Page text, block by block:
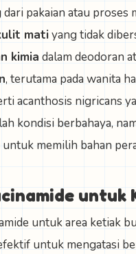
dari pakaian atau proses
matiyang tidak
kimia dalam deodoran
, terutama pada wanita
acanthosis nigricans
kondisi berbahaya,
memilih bahan
untuk
untuk area ketiak
untuk mengatasi